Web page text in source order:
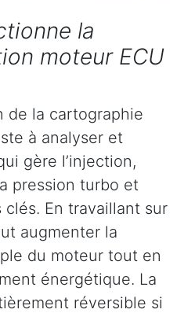
la
moteur ECU
de la cartographie
à analyser et
gère l’injection,
pression turbo et
clés. En travaillant sur
augmenter la
du moteur tout en
énergétique. La
réversible si